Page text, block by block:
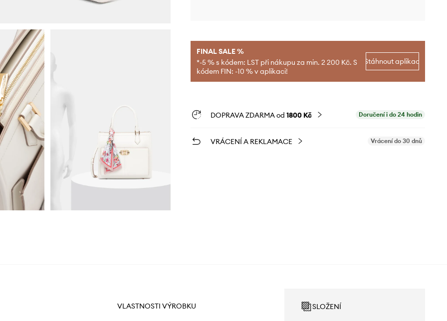
FINAL SALE %
*-5 % s kódem: LST při nákupu za min. 2 200 Kč. S
kódem FIN: -10 % v aplikaci!
Stáhnout aplikaci
DOPRAVA ZDARMA od 1800 Kč Doručení i do 24 hodin
VRÁCENÍ A REKLAMACE Vrácení do 30 dnů
VLASTNOSTI VÝROBKU SLOŽENÍ